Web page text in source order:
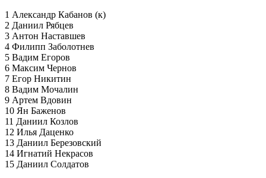
1 Александр Кабанов (к)
2 Даниил Рябцев
3 Антон Наставшев
4 Филипп Заболотнев
5 Вадим Егоров
6 Максим Чернов
7 Егор Никитин
8 Вадим Мочалин
9 Артем Вдовин
10 Ян Баженов
11 Даниил Козлов
12 Илья Даценко
13 Даниил Березовский
14 Игнатий Некрасов
15 Даниил Солдатов